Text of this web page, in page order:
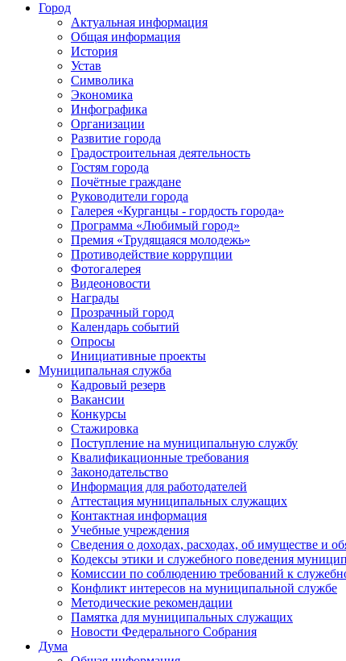
Город
Актуальная информация
Общая информация
История
Устав
Символика
Экономика
Инфографика
Организации
Развитие города
Градостроительная деятельность
Гостям города
Почётные граждане
Руководители города
Галерея «Курганцы - гордость города»
Программа «Любимый город»
Премия «Трудящаяся молодежь»
Противодействие коррупции
Фотогалерея
Видеоновости
Награды
Прозрачный город
Календарь событий
Опросы
Инициативные проекты
Муниципальная служба
Кадровый резерв
Вакансии
Конкурсы
Стажировка
Поступление на муниципальную службу
Квалификационные требования
Законодательство
Информация для работодателей
Аттестация муниципальных служащих
Контактная информация
Учебные учреждения
Сведения о доходах, расходах, об имуществе и
Кодексы этики и служебного поведения
Комиссии по соблюдению требований к
Конфликт интересов на муниципальной службе
Методические рекомендации
Памятка для муниципальных служащих
Новости Федерального Cобрания
Дума